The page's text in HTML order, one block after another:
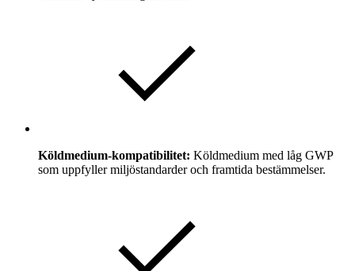
Köldmedium-kompatibilitet: Köldmedium med låg GWP
som uppfyller miljöstandarder och framtida bestämmelser.